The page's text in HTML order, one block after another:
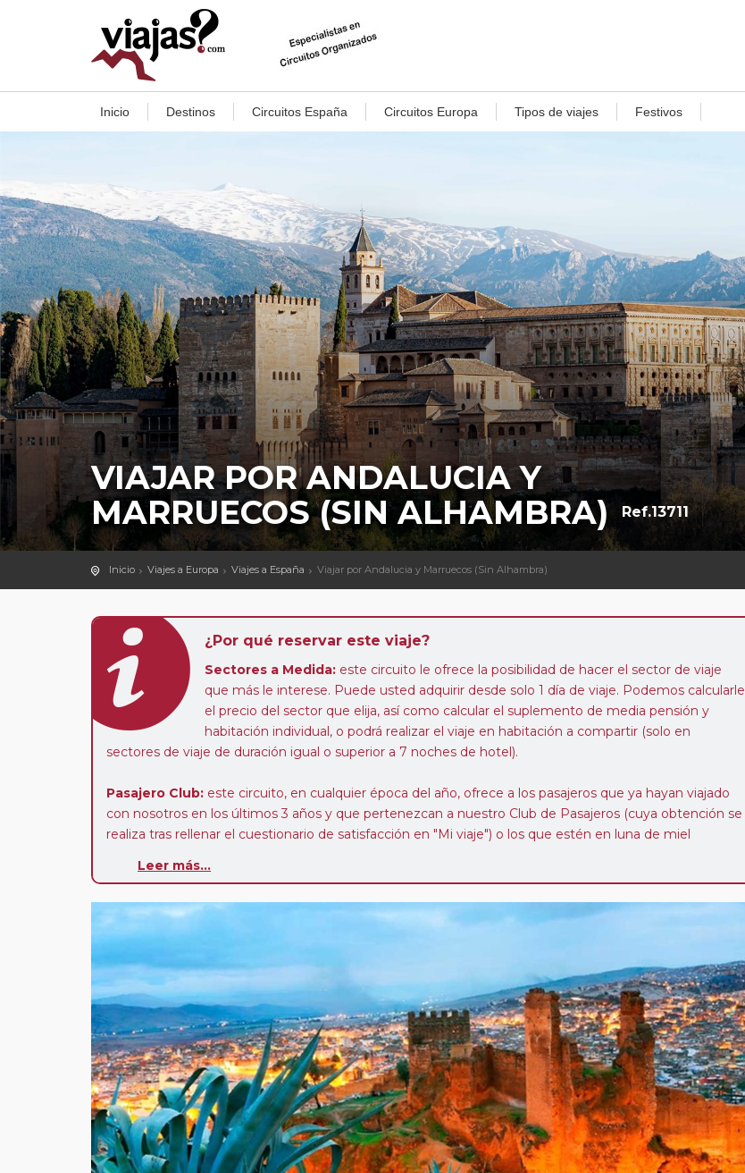
Inicio Destinos Circuitos España Circuitos Europa Tipos de viajes Festivos
VIAJAR POR ANDALUCIA Y
MARRUECOS (SIN ALHAMBRA)
Ref.13711
Inicio Viajes a Europa Viajes a España Viajar por Andalucia y Marruecos (Sin Alhambra)
¿Por qué reservar este viaje?
Sectores a Medida: este circuito le ofrece la posibilidad de hacer el sector de viaje
que más le interese. Puede usted adquirir desde solo 1 día de viaje. Podemos calcularle
el precio del sector que elija, así como calcular el suplemento de media pensión y
habitación individual, o podrá realizar el viaje en habitación a compartir (solo en
sectores de viaje de duración igual o superior a 7 noches de hotel).
Pasajero Club: este circuito, en cualquier época del año, ofrece a los pasajeros que ya hayan viajado
con nosotros en los últimos 3 años y que pertenezcan a nuestro Club de Pasajeros (cuya obtención se
realiza tras rellenar el cuestionario de satisfacción en "Mi viaje") o los que estén en luna de miel
Leer más...